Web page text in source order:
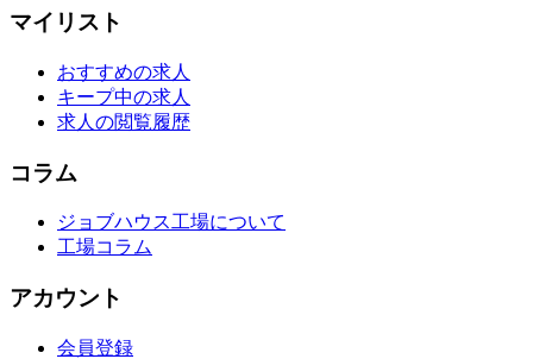
マイリスト
おすすめの求人
キープ中の求人
求人の閲覧履歴
コラム
ジョブハウス工場について
工場コラム
アカウント
会員登録